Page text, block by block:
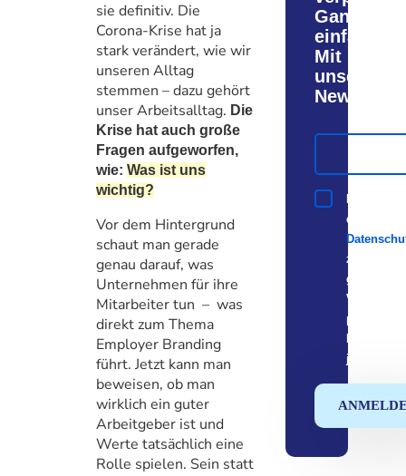
sie definitiv. Die
Corona-Krise hat ja
stark verändert, wie wir
unseren Alltag
stemmen – dazu gehört
unser Arbeitsalltag. Die
Krise hat auch große
Fragen aufgeworfen,
wie: Was ist uns
wichtig?
Vor dem Hintergrund
schaut man gerade
genau darauf, was
Unternehmen für ihre
Mitarbeiter tun – was
direkt zum Thema
Employer Branding
führt. Jetzt kann man
beweisen, ob man
wirklich ein guter
Arbeitgeber ist und
Werte tatsächlich eine
Rolle spielen. Sein statt
Ganz
einfach.
Mit
unserem
Name
check
dass ich
zur
jederzeit